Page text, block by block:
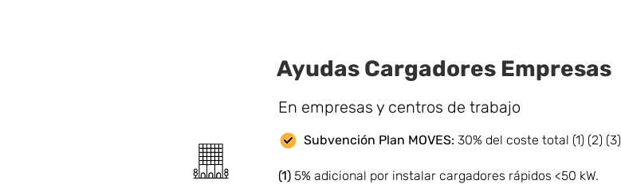
Ayudas Cargadores Empresas
En empresas y centros de trabajo
Subvención Plan MOVES: 30% del coste total (1) (2) (3)
(1) 5% adicional por instalar cargadores rápidos <50 kW.